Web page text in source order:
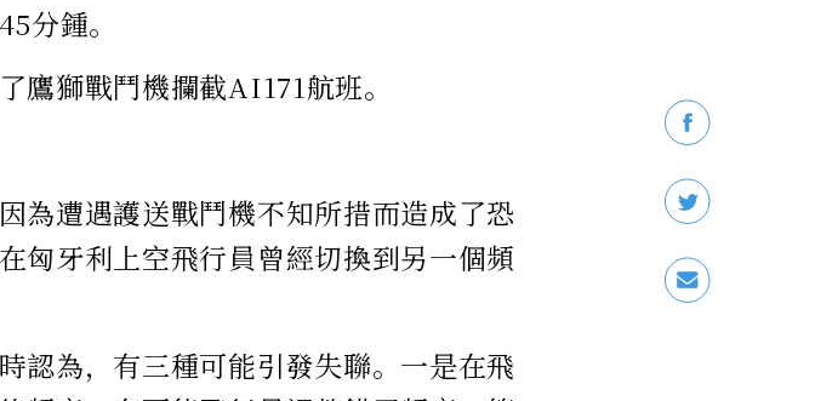
分鍾。
鷹獅戰鬥機攔截AI171航班。
為遭遇護送戰鬥機不知所措而造成了恐
匈牙利上空飛行員曾經切換到另一個頻
認為，有三種可能引發失聯。一是在飛